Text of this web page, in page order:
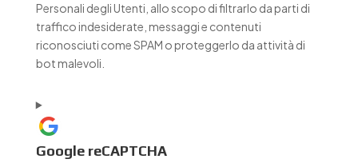
Personali degli Utenti, allo scopo di filtrarlo da parti di
traffico indesiderate, messaggi e contenuti
riconosciuti come SPAM o proteggerlo da attività di
bot malevoli.
Google reCAPTCHA